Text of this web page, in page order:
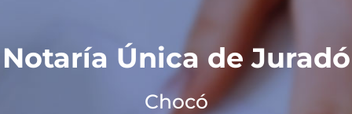
Notaría Única de Juradó
Chocó